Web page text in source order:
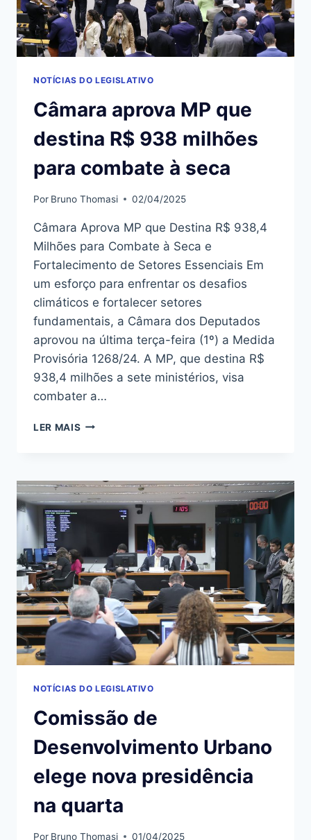
NOTÍCIAS DO LEGISLATIVO
Câmara aprova MP que
destina R$ 938 milhões
para combate à seca
Por Bruno Thomasi 02/04/2025
Câmara Aprova MP que Destina R$ 938,4
Milhões para Combate à Seca e
Fortalecimento de Setores Essenciais Em
um esforço para enfrentar os desafios
climáticos e fortalecer setores
fundamentais, a Câmara dos Deputados
aprovou na última terça-feira (1º) a Medida
Provisória 1268/24. A MP, que destina R$
938,4 milhões a sete ministérios, visa
combater a…
LER MAIS CÂMARA
DESTINA
R$
938
COMBATE
À
SECA
NOTÍCIAS DO LEGISLATIVO
Comissão de
Desenvolvimento Urbano
elege nova presidência
na quarta
Por Bruno Thomasi 01/04/2025